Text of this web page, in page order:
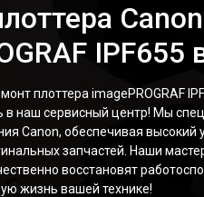
Canon
IPF655
плоттера imagePROGRAF
в наш сервисный центр! Мы
Canon, обеспечивая высокий
запчастей. Наши
восстановят
жизнь вашей технике!